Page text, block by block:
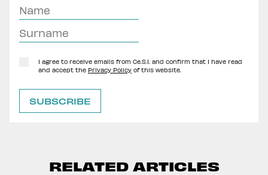
I agree to receive emails from Ce.S.I. and confirm that I have read
and accept the Privacy Policy of this website.
RELATED ARTICLES